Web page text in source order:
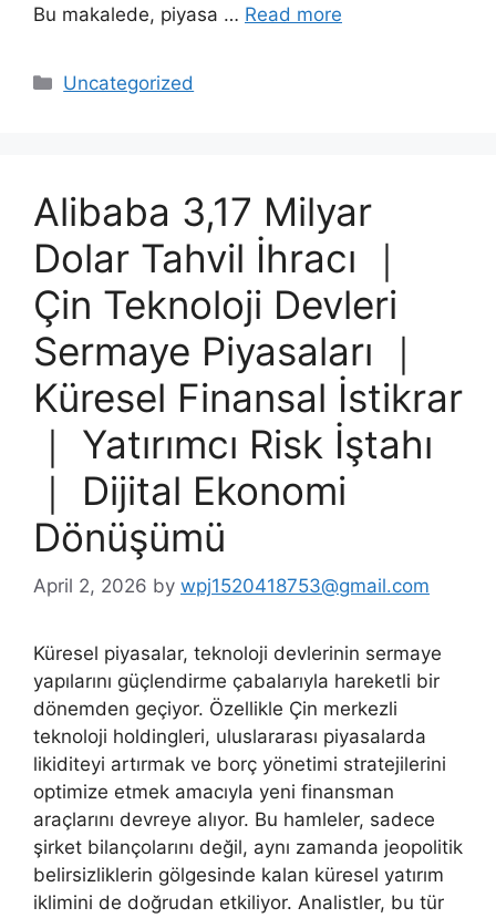
Bu makalede, piyasa … Read more
Categories
Uncategorized
Alibaba 3,17 Milyar
Dolar Tahvil İhracı ｜
Çin Teknoloji Devleri
Sermaye Piyasaları ｜
Küresel Finansal İstikrar
｜ Yatırımcı Risk İştahı
｜ Dijital Ekonomi
Dönüşümü
April 2, 2026 by wpj1520418753@gmail.com
Küresel piyasalar, teknoloji devlerinin sermaye
yapılarını güçlendirme çabalarıyla hareketli bir
dönemden geçiyor. Özellikle Çin merkezli
teknoloji holdingleri, uluslararası piyasalarda
likiditeyi artırmak ve borç yönetimi stratejilerini
optimize etmek amacıyla yeni finansman
araçlarını devreye alıyor. Bu hamleler, sadece
şirket bilançolarını değil, aynı zamanda jeopolitik
belirsizliklerin gölgesinde kalan küresel yatırım
iklimini de doğrudan etkiliyor. Analistler, bu tür